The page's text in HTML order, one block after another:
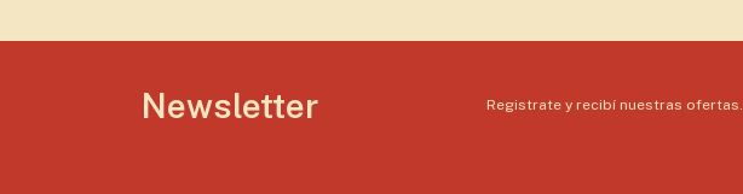
Newsletter Registrate y recibí nuestras ofertas.